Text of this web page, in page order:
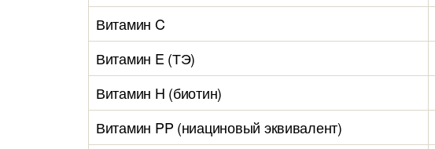
Витамин C
Витамин E (ТЭ)
Витамин H (биотин)
Витамин PP (ниациновый эквивалент)